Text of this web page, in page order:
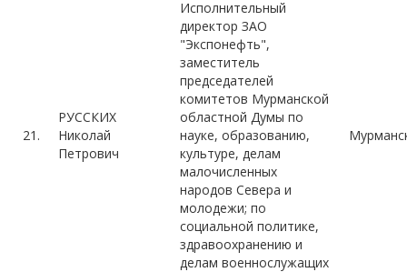
21.
РУССКИХ
Николай
Петрович
Исполнительный
директор ЗАО
"Экспонефть",
заместитель
председателей
комитетов Мурманской
областной Думы по
науке, образованию,
культуре, делам
малочисленных
народов Севера и
молодежи; по
социальной политике,
здравоохранению и
делам военнослужащих